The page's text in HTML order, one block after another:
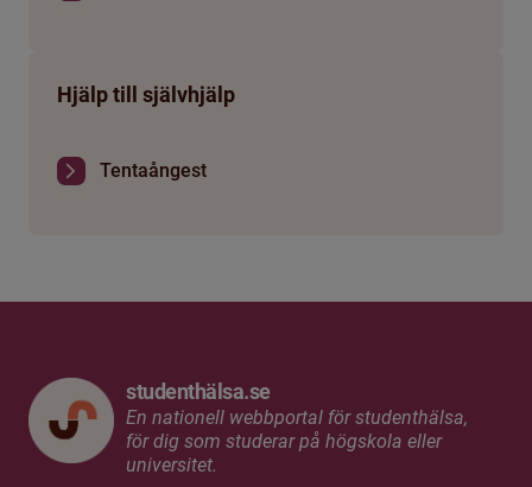
Hjälp till självhjälp
Tentaångest
studenthälsa.se
En nationell webbportal för studenthälsa,
för dig som studerar på högskola eller
universitet.